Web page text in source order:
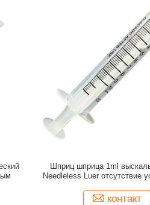
Шприц шприца 1ml
Needleless Luer отсутствие
контакт